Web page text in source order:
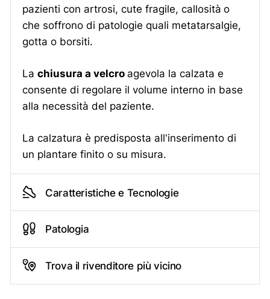
pazienti con artrosi, cute fragile, callosità o
che soffrono di patologie quali metatarsalgie,
gotta o borsiti.
Lachiusura a velcro agevola la calzata e
consente di regolare il volume interno in base
alla necessità del paziente.
La calzatura è predisposta all’inserimento di
un plantare finito o su misura.
Caratteristiche e Tecnologie
Patologia
Piede reumatico
Il piede si presenta come una
l’artrite reumatoide (AR), che
consiste in una malattia cronica
sistemica che colpisce le
articolazioni, e l’artrosi,
della cartilagine in conseguenza
a sovraccarico funzionale, traumi
pregressi, disallineamenti
Alluce rigido
carico dell’articolazione
tra la testa del primo osso
metatarsale e la base della
prima falange prossimale.
Trova il rivenditore più vicino